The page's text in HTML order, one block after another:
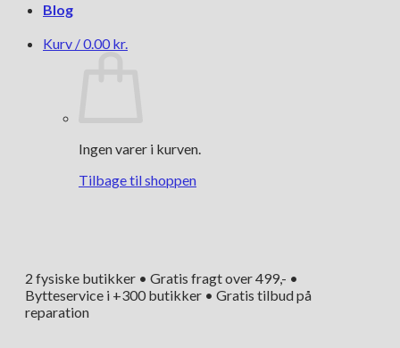
Blog
Kurv /0.00 kr.
Ingen varer i kurven.
Tilbage til shoppen
2 fysiske butikker • Gratis fragt over 499,- •
Bytteservice i +300 butikker • Gratis tilbud på
reparation